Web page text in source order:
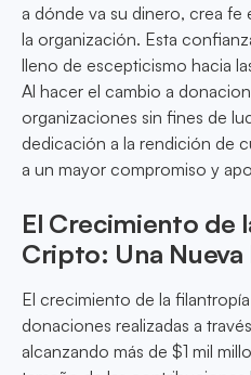
a dónde va su dinero, crea fe
la organización. Esta
lleno de escepticismo hacia
Al hacer el cambio a
organizaciones sin fines de
dedicación a la rendición de
a un mayor compromiso y
El Crecimiento de
Cripto: Una Nueva
El crecimiento de la
donaciones realizadas a
alcanzando más de $1 mil